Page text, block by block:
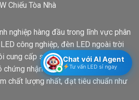
Chiếu Tòa Nhà
nghiệp hàng đầu trong lĩnh vực phân
công nghiệp, đèn LED ngoài trời
cung cấp sản phẩm chính hãng cho
nhận CO CQ chất lượng. Cam
chất lượng nhất, đạt tiêu chuẩn như
Chat với AI Agent
Tư vấn LED sỉ ngay